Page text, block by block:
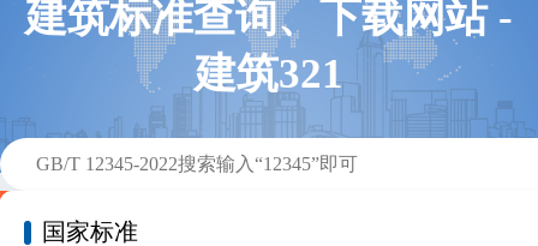
建筑标准查询、下载网站 -
建筑321
标准搜索
国家标准